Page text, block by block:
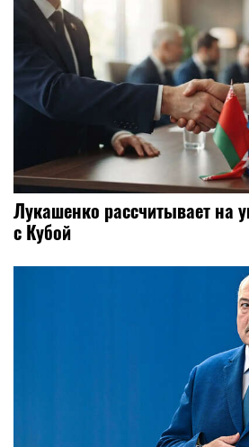
Лукашенко рассчитывает на
с Кубой